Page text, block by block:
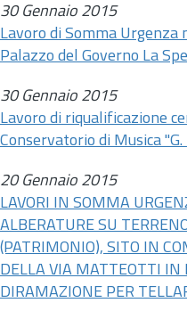
30 Gennaio 2015
Lavoro di Somma Urgenza
Palazzo del Governo La
30 Gennaio 2015
Lavoro di riqualificazione
Conservatorio di Musica
20 Gennaio 2015
LAVORI IN SOMMA
ALBERATURE SU
(PATRIMONIO), SITO IN
DELLA VIA MATTEOTTI IN
DIRAMAZIONE PER